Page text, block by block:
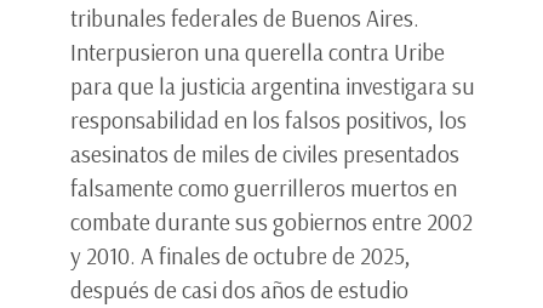
tribunales federales de Buenos Aires.
Interpusieron una querella contra Uribe
para que la justicia argentina investigara su
responsabilidad en los falsos positivos, los
asesinatos de miles de civiles presentados
falsamente como guerrilleros muertos en
combate durante sus gobiernos entre 2002
y 2010. A finales de octubre de 2025,
después de casi dos años de estudio